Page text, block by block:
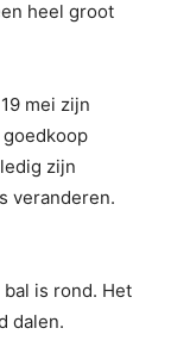
heel groot
mei zijn
zijn
veranderen.
is rond. Het
dalen.